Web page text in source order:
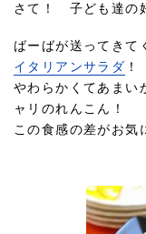
さて！ 子ども達の
ばーばが送ってきて
イタリアンサラダ ！
やわらかくてあまい
ャリのれんこん！
この食感の差がお気